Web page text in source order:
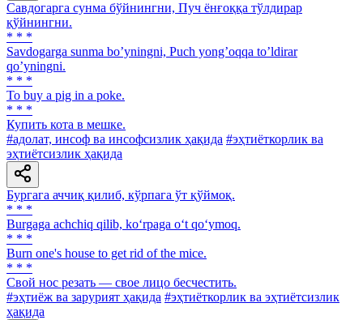
Савдогарга сунма бўйнингни, Пуч ёнғоққа тўлдирар
қўйнингни.
* * *
Savdogarga sunma boʼyningni, Puch yongʼoqqa toʼldirar
qoʼyningni.
* * *
To buy a pig in a poke.
* * *
Купить кота в мешке.
#адолат, инсоф ва инсофсизлик ҳақида #эҳтиёткорлик ва
эҳтиётсизлик ҳақида
Бургага аччиқ қилиб, кўрпага ўт қўймоқ.
* * *
Burgaga achchiq qilib, ko‘rpaga o‘t qo‘ymoq.
* * *
Burn one's house to get rid of the mice.
* * *
Свой нос резать — свое лицо бесчестить.
#эҳтиёж ва зарурият ҳақида #эҳтиёткорлик ва эҳтиётсизлик
ҳақида